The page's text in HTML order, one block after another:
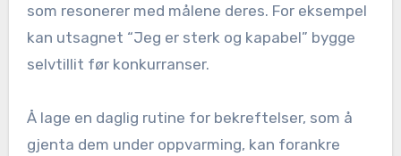
som resonerer med målene deres. For eksempel
kan utsagnet “Jeg er sterk og kapabel” bygge
selvtillit før konkurranser.
Å lage en daglig rutine for bekreftelser, som å
gjenta dem under oppvarming, kan forankre